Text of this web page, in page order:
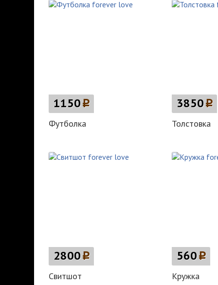
1150p
Футболка
3850p
Толстовка
2800p
Свитшот
560p
Кружка